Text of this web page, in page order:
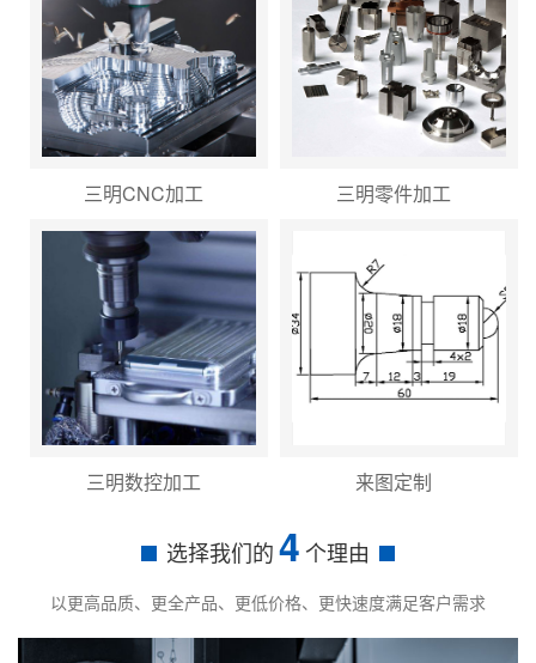
三明CNC加工 三明零件加工
三明数控加工 来图定制
选择我们的4个理由
以更高品质、更全产品、更低价格、更快速度满足客户需求